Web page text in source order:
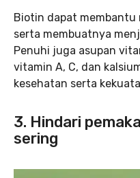
Biotin dapat membantu
serta membuatnya
Penuhi juga asupan
vitamin A, C, dan
kesehatan serta
3. Hindari
sering